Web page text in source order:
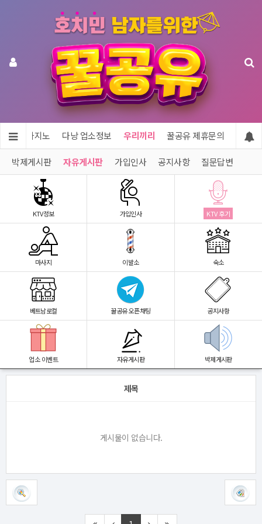
어 & 카지노 다낭 업소정보 우리끼리 꿀공유 제휴문의
박제게시판 자유게시판 가입인사 공지사항 질문답변
KTV정보 가입인사 KTV 후기
마사지 이발소 숙소
베트남로컬 꿀공유 오픈채팅 공지사항
업소 이벤트 자유게시판 박제게시판
제목
게시물이 없습니다.